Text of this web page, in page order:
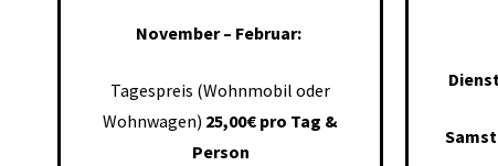
November – Februar:
Tagespreis (Wohnmobil oder
Wohnwagen) 25,00€ pro Tag &
Person